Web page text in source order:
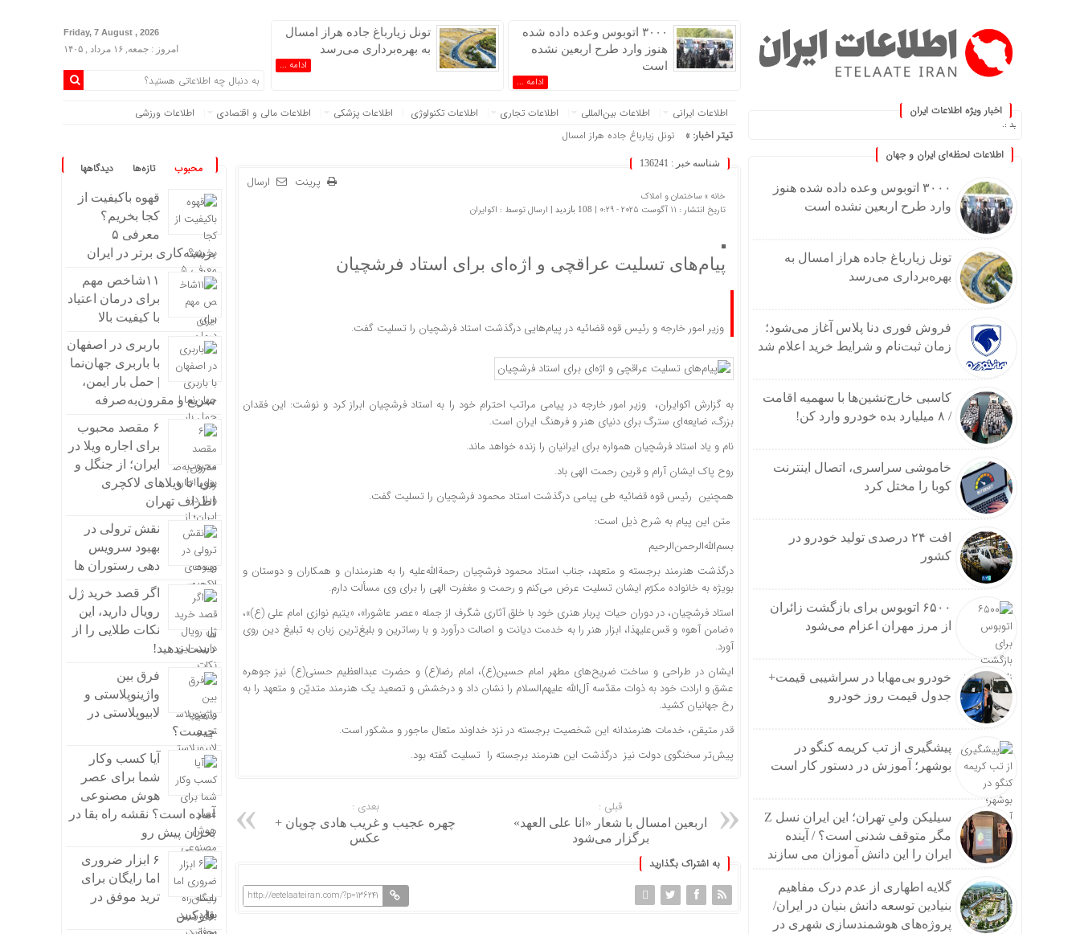
اخبار ویژه اطلاعات ایران
اطلاعات لحظه‌ای ایران و جهان
۳۰۰۰ اتوبوس وعده داده شده هنوز
وارد طرح اربعین نشده است
تونل زیارباغ جاده هراز امسال به
بهره‌برداری می‌رسد
فروش فوری دنا پلاس آغاز می‌شود؛
زمان ثبت‌نام و شرایط خرید اعلام شد
کاسبی خارج‌نشین‌ها با سهمیه اقامت
/ ۸ میلیارد بده خودرو وارد کن!
خاموشی سراسری، اتصال اینترنت
کوبا را مختل کرد
افت ۲۴ درصدی تولید خودرو در
کشور
۶۵۰۰ اتوبوس برای بازگشت زائران
از مرز مهران اعزام می‌شود
خودرو بی‌مهابا در سراشیبی قیمت+
جدول قیمت روز خودرو
پیشگیری از تب کریمه کنگو در
بوشهر؛ آموزش در دستور کار است
سیلیکن ولیِ تهران؛ این ایران نسل Z
مگر متوقف شدنی است؟ / آینده
ایران را این دانش آموزان می سازند
گلایه اطهاری از عدم درک مفاهیم
بنیادین توسعه دانش بنیان در ایران/
پروژه‌های هوشمندسازی شهری در
۳۰۰۰ اتوبوس وعده داده شده
هنوز وارد طرح اربعین نشده
است
ادامه ...
تونل زیارباغ جاده هراز امسال
به بهره‌برداری می‌رسد
ادامه ...
Friday, 7 August , 2026
امروز : جمعه, ۱۶ مرداد , ۱۴۰۵
اطلاعات‌ ‎ایرانی اطلاعات بین‌المللی اطلاعات تجاری اطلاعات تکنولوژی اطلاعات پزشکی اطلاعات مالی و اقتصادی اطلاعات ورزشی
تیتر اخبار: » تونل زیارباغ جاده هراز امسال به بهره‌برداری می
شناسه خبر : 136241
ارسال پرینت
خانه » ساختمان و املاک
تاریخ انتشار : 11 آگوست 2025 - 0:29 |
108 بازدید | ارسال توسط : اکوایران
پیام‌های تسلیت عراقچی و اژه‌ای برای استاد فرشچیان
وزیر امور خارجه و رئیس قوه قضائیه در پیام‌هایی درگذشت استاد فرشچیان را تسلیت گفت.
به گزارش اکوایران، وزیر امور خارجه در پیامی مراتب احترام خود را به استاد فرشچیان ابراز کرد و نوشت: این فقدان
بزرگ، ضایعه‌ای سترگ برای دنیای هنر و فرهنگ ایران است.
نام و یاد استاد فرشچیان همواره برای ایرانیان را زنده خواهد ماند.
روح پاک ایشان آرام و قرین رحمت الهی باد.
همچنین رئیس قوه قضائیه طی پیامی درگذشت استاد محمود فرشچیان را تسلیت گفت.
متن این پیام به شرح ذیل است:
بسم‌الله‌الرحمن‌الرحیم
درگذشت هنرمند برجسته و متعهد، جناب استاد محمود فرشچیان رحمة‌الله‌علیه را به هنرمندان و همکاران و دوستان و
بویژه به خانواده مکرّم ایشان تسلیت عرض می‌کنم و رحمت و مغفرت الهی را برای وی مسألت دارم.
استاد فرشچیان، در دوران حیات پربار هنری خود با خلق آثاری شگرف از جمله «عصر عاشورا»، «یتیم نوازی امام علی (ع)»،
«ضامن آهو» و قس‌علیهذا، ابزار هنر را به خدمت دیانت و اصالت درآورد و با رساترین و بلیغ‌ترین زبان به تبلیغ دین روی
آورد.
ایشان در طراحی و ساخت ضریح‌های مطهر امام حسین(ع)، امام رضا(ع) و حضرت عبدالعظیم حسنی(ع) نیز جوهره
عشق و ارادت خود به ذوات مقدّسه آل‌الله علیهم‌السلام را نشان داد و درخشش و تصعید یک هنرمند متدیّن و متعهد را به
رخ جهانیان کشید.
قدر متیقن، خدمات هنرمندانه این شخصیت برجسته در نزد خداوند متعال ماجور و مشکور است.
پیش‌تر سخنگوی دولت نیز درگذشت این هنرمند برجسته را تسلیت گفته بود.
بعدی :
چهره عجیب و غریب هادی چوپان +
عکس
قبلی :
اربعین امسال با شعار «انا علی العهد»
برگزار می‌شود
به اشتراک بگذارید
http://eetelaateiran.com/?p=136241
محبوب تازه‌ها دیدگاهها
قهوه باکیفیت از
کجا بخریم؟
معرفی ۵
برشته‌کاری برتر در ایران
۱۱شاخص مهم
برای درمان اعتیاد
با کیفیت بالا
باربری در اصفهان
با باربری جهان‌نما
| حمل بار ایمن،
سریع و مقرون‌به‌صرفه
۶ مقصد محبوب
برای اجاره ویلا در
ایران؛ از جنگل و
دریا تا ویلاهای لاکچری
اطراف تهران
نقش ترولی در
بهبود سرویس
دهی رستوران ها
اگر قصد خرید ژل
رویال دارید، این
نکات طلایی را از
دست ندهید!
فرق بین
واژینوپلاستی و
لابیوپلاستی در
چیست؟
آیا کسب وکار
شما برای عصر
هوش مصنوعی
آماده است؟ نقشه راه بقا در
بحران پیش رو
۶ ابزار ضروری
اما رایگان برای
ترید موفق در
فارکس